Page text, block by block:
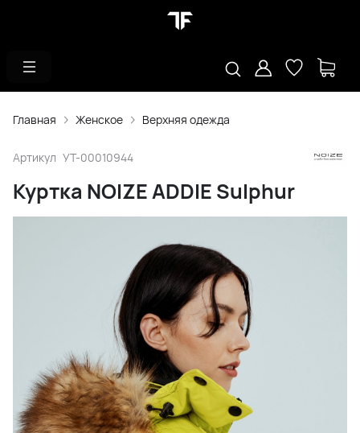
Главная Женское Верхняя одежда
Артикул УТ-00010944
Куртка NOIZE ADDIE Sulphur